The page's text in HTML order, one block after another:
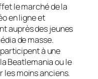
le marché de la
en ligne et
auprès des jeunes
de masse.
à une
Beatlemania ou le
les moins anciens.